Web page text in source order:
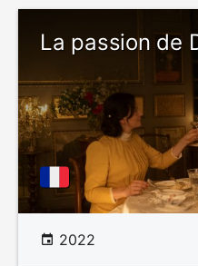
La passion de
2022